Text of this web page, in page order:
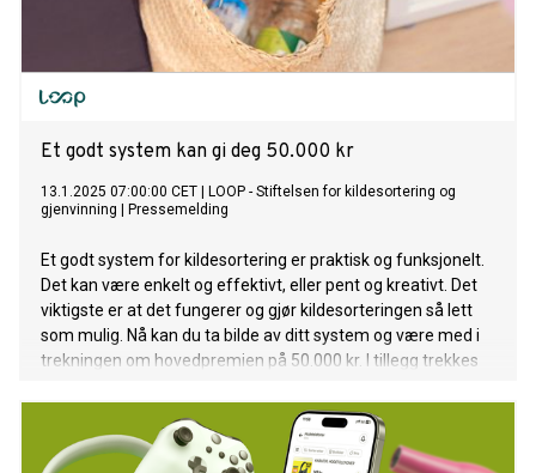
Et godt system kan gi deg 50.000 kr
13.1.2025 07:00:00 CET
LOOP - Stiftelsen for kildesortering og
gjenvinning
Pressemelding
Et godt system for kildesortering er praktisk og funksjonelt.
Det kan være enkelt og effektivt, eller pent og kreativt. Det
viktigste er at det fungerer og gjør kildesorteringen så lett
som mulig. Nå kan du ta bilde av ditt system og være med i
trekningen om hovedpremien på 50.000 kr. I tillegg trekkes